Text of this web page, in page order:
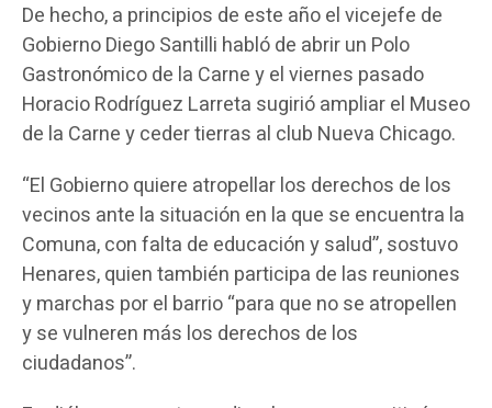
De hecho, a principios de este año el vicejefe de
Gobierno Diego Santilli habló de abrir un Polo
Gastronómico de la Carne y el viernes pasado
Horacio Rodríguez Larreta sugirió ampliar el Museo
de la Carne y ceder tierras al club Nueva Chicago.
“El Gobierno quiere atropellar los derechos de los
vecinos ante la situación en la que se encuentra la
Comuna, con falta de educación y salud”, sostuvo
Henares, quien también participa de las reuniones
y marchas por el barrio “para que no se atropellen
y se vulneren más los derechos de los
ciudadanos”.